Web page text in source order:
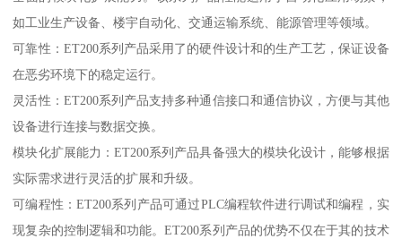
如工业生产设备、楼宇自动化、交通运输系统、能源管理等领域。
可靠性：ET200系列产品采用了的硬件设计和的生产工艺，保证设备
在恶劣环境下的稳定运行。
灵活性：ET200系列产品支持多种通信接口和通信协议，方便与其他
设备进行连接与数据交换。
模块化扩展能力：ET200系列产品具备强大的模块化设计，能够根据
实际需求进行灵活的扩展和升级。
可编程性：ET200系列产品可通过PLC编程软件进行调试和编程，实
现复杂的控制逻辑和功能。ET200系列产品的优势不仅在于其的技术